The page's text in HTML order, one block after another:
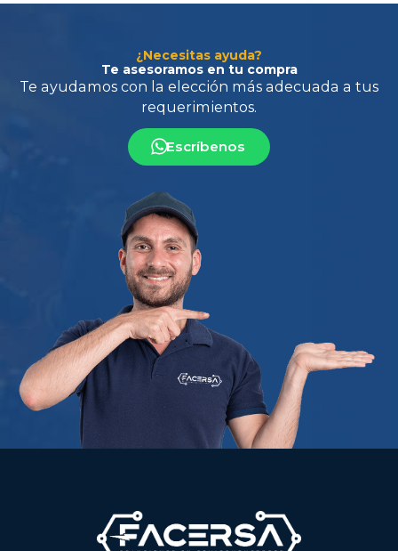
¿Necesitas ayuda?
Te asesoramos en tu compra
Escríbenos